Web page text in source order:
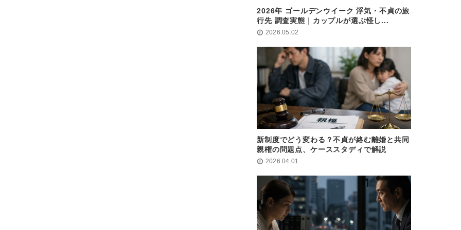
2026年 ゴールデンウイーク 浮気・不貞の旅
行先 調査実態｜カップルが選ぶ怪し...
2026.05.02
新制度でどう変わる？不貞が絡む離婚と共同
親権の問題点、ケーススタディで解説
2026.04.01